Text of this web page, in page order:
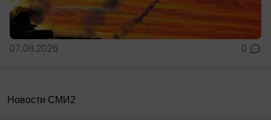
07.08.2026 0
Новости СМИ2